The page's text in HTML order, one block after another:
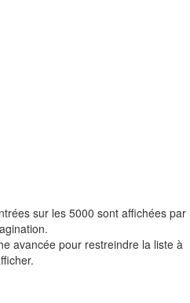
sur les 5000 sont affichées par
avancée pour restreindre la liste à